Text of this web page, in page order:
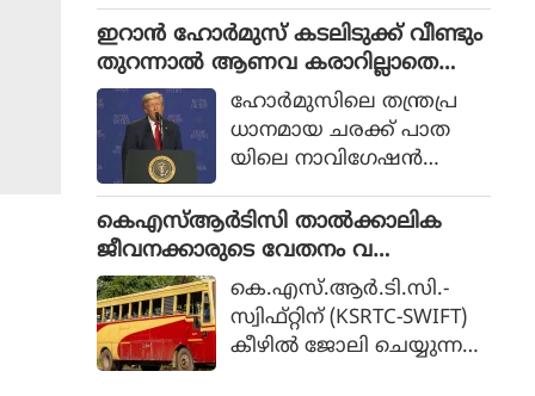
നിയാഴ്ചയാണ് വാന്‍സ്
മോദിയെ വിളിച്ചത്.
തിരുവനന്തപുരം സൈബ
ര്‍ പോലീസ് സ്റ്റേഷനില്‍ എ
ത്തിച്ചു.
ഇറാന്‍ ഹോര്‍മുസ് കടലിടുക്ക് വീണ്ടും
തുറന്നാല്‍ ആണവ കരാറില്ലാതെ
യുദ്ധത്തില്‍ ട്രംപ് വിജയം പ്ര
ഖ്യാപിച്ചേക്കാമെന്ന് റിപ്പോര്‍ട്ട്
ഹോര്‍മുസിലെ തന്ത്രപ്ര
ധാനമായ ചരക്ക് പാത
യിലെ നാവിഗേഷന്‍
പുനഃസ്ഥാപിച്ചാല്‍ ഇറാന്‍
യുദ്ധത്തില്‍ നിന്ന്
പിന്മാറാനും വിജയം പ്ര
ഖ്യാപിക്കാനും യുഎസ് പ്ര
സിഡന്റ് തയ്യാറെടുക്കുക
യാണെന്ന് യുഎസ് ഉ
കെഎസ്ആര്‍ടിസി താല്‍ക്കാലിക
ജീവനക്കാരുടെ വേതനം വ
ര്‍ദ്ധിപ്പിക്കുന്നു; ഡ്യൂട്ടി സംവിധാന
ത്തില്‍ മാറ്റം വന്നേക്കും
കെ.എസ്.ആര്‍.ടി.സി.-
സ്വിഫ്റ്റിന് (KSRTC-SWIFT)
കീഴില്‍ ജോലി ചെയ്യുന്നവ